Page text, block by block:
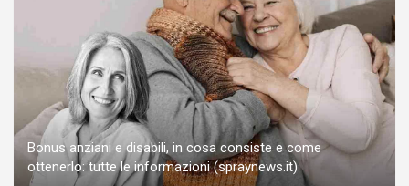
Bonus anziani e disabili, in cosa consiste e come
ottenerlo: tutte le informazioni (spraynews.it)